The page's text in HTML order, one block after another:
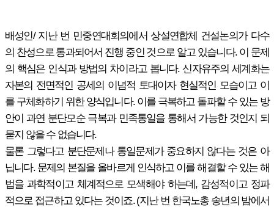
배성인/ 지난 번 민중연대회의에서 상설연합체 건설논의가 다수
의 찬성으로 통과되어서 진행 중인 것으로 알고 있습니다. 이 문제
의 핵심은 인식과 방법의 차이라고 봅니다. 신자유주의 세계화는
자본의 전면적인 공세의 이념적 토대이자 현실적인 모습이고 이
를 구체화하기 위한 양식입니다. 이를 극복하고 돌파할 수 있는 방
안이 과연 분단모순 극복과 민족통일을 통해서 가능한 것인지 되
묻지 않을 수 없습니다.
물론 그렇다고 분단문제나 통일문제가 중요하지 않다는 것은 아
닙니다. 문제의 본질을 올바르게 인식하고 이를 해결할 수 있는 해
법을 과학적이고 체계적으로 모색해야 하는데, 감성적이고 정파
적으로 접근하고 있다는 것이죠. (지난 번 한국노총 송년의 밤에서